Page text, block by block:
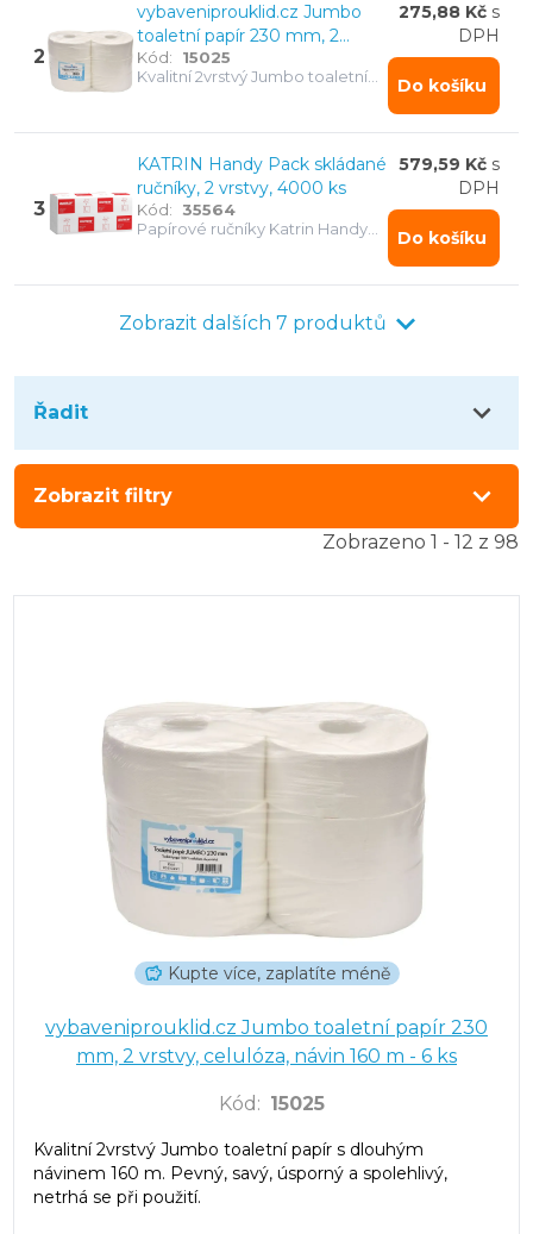
2
vybaveniprouklid.cz Jumbo
toaletní papír 230 mm, 2
vrstvy, celulóza, návin 160 m -
6 ks
Kód:
15025
Kvalitní 2vrstvý Jumbo toaletní
spolehlivý, netrhá se při použití.
275,88 Kč s
DPH
Do košíku
3
KATRIN Handy Pack skládané
ručníky, 2 vrstvy, 4000 ks
Kód:
35564
Papírové ručníky Katrin Handy
každém provozu.
579,59 Kč s
DPH
Do košíku
Zobrazit dalších 7 produktů
Řadit
Zobrazit filtry
Zobrazeno 1 - 12 z 98
Kupte více, zaplatíte méně
vybaveniprouklid.cz Jumbo toaletní papír 230
mm, 2 vrstvy, celulóza, návin 160 m - 6 ks
Kód : 15025
Kvalitní 2vrstvý Jumbo toaletní papír s dlouhým
návinem 160 m. Pevný, savý, úsporný a spolehlivý,
netrhá se při použití.